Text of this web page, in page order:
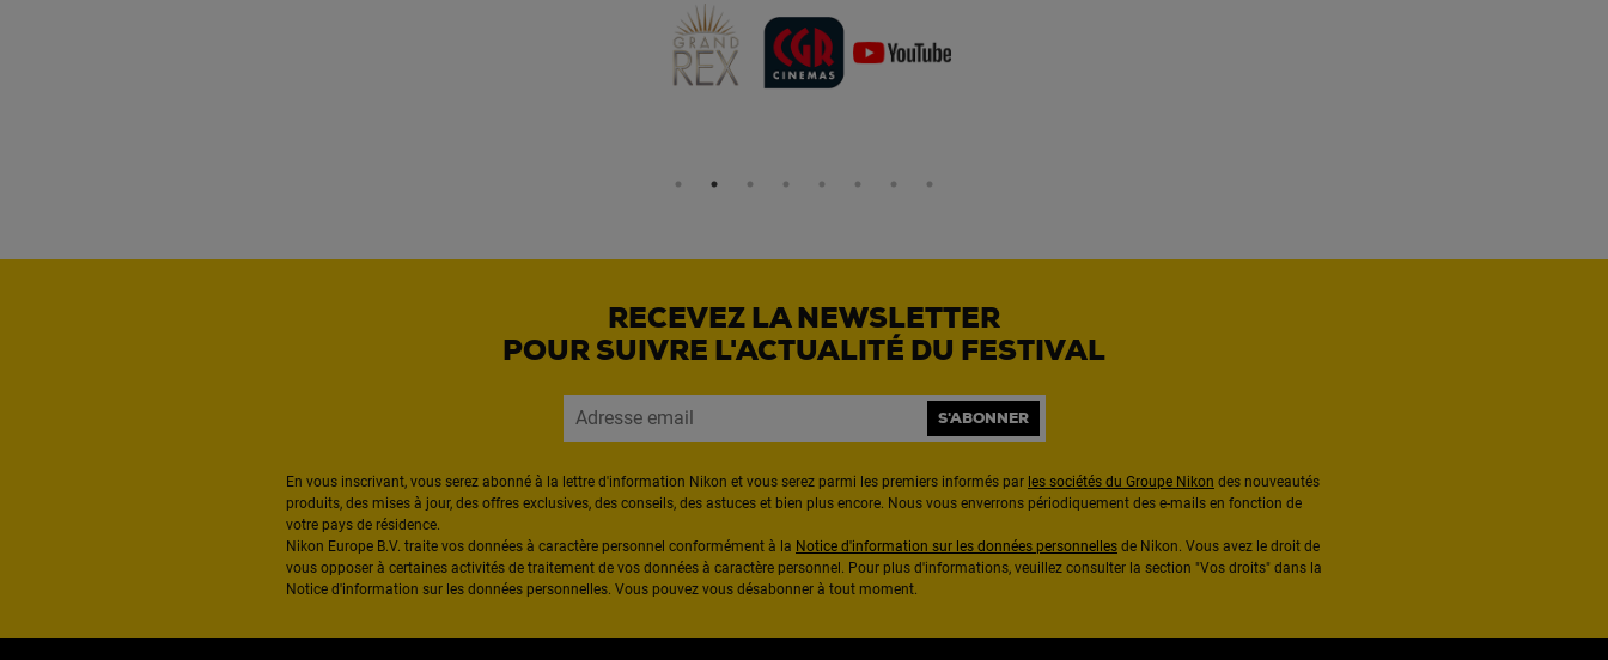
RECEVEZ LA NEWSLETTER
POUR SUIVRE L'ACTUALITÉ DU FESTIVAL
S'ABONNER
En vous inscrivant, vous serez abonné à la lettre d'information Nikon et vous serez parmi les premiers informés par les sociétés du Groupe Nikon des nouveautés
produits, des mises à jour, des offres exclusives, des conseils, des astuces et bien plus encore. Nous vous enverrons périodiquement des e-mails en fonction de
votre pays de résidence.
Nikon Europe B.V. traite vos données à caractère personnel conformément à la Notice d'information sur les données personnelles de Nikon. Vous avez le droit de
vous opposer à certaines activités de traitement de vos données à caractère personnel. Pour plus d'informations, veuillez consulter la section "Vos droits" dans la
Notice d'information sur les données personnelles. Vous pouvez vous désabonner à tout moment.